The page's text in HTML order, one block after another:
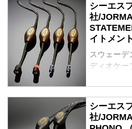
シーエス
社/
イトメント
スウェーデ
ディオケー
Design （
最上級モデ
メント）」
シーエス
社/